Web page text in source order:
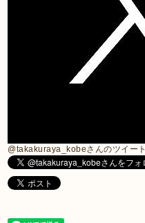
@takakuraya_kobeさんのツイート